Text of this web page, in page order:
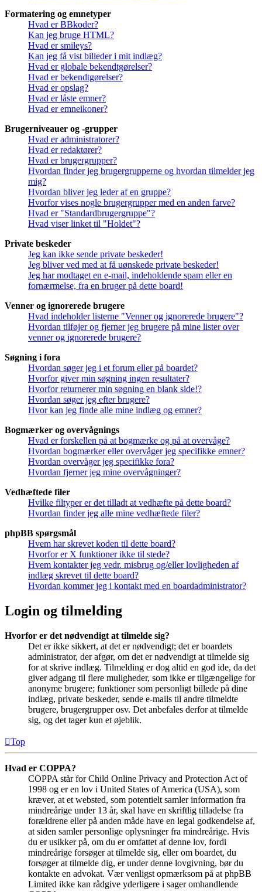
Formatering og emnetyper
Hvad er BBkoder?
Kan jeg bruge HTML?
Hvad er smileys?
Kan jeg få vist billeder i mit indlæg?
Hvad er globale bekendtgørelser?
Hvad er bekendtgørelser?
Hvad er opslag?
Hvad er låste emner?
Hvad er emneikoner?
Brugerniveauer og -grupper
Hvad er administratorer?
Hvad er redaktører?
Hvad er brugergrupper?
Hvordan finder jeg brugergrupperne og hvordan tilmelder jeg
mig?
Hvordan bliver jeg leder af en gruppe?
Hvorfor vises nogle brugergrupper med en anden farve?
Hvad er "Standardbrugergruppe"?
Hvad viser linket til "Holdet"?
Private beskeder
Jeg kan ikke sende private beskeder!
Jeg bliver ved med at få uønskede private beskeder!
Jeg har modtaget en e-mail, indeholdende spam eller en
fornærmelse, fra en bruger på dette board!
Venner og ignorerede brugere
Hvad indeholder listerne "Venner og ignorerede brugere"?
Hvordan tilføjer og fjerner jeg brugere på mine lister over
venner og ignorerede brugere?
Søgning i fora
Hvordan søger jeg i et forum eller på boardet?
Hvorfor giver min søgning ingen resultater?
Hvorfor returnerer min søgning en blank side!?
Hvordan søger jeg efter brugere?
Hvor kan jeg finde alle mine indlæg og emner?
Bogmærker og overvågnings
Hvad er forskellen på at bogmærke og på at overvåge?
Hvordan bogmærker eller overvåger jeg specifikke emner?
Hvordan overvåger jeg specifikke fora?
Hvordan fjerner jeg mine overvågninger?
Vedhæftede filer
Hvilke filtyper er det tilladt at vedhæfte på dette board?
Hvordan finder jeg alle mine vedhæftede filer?
phpBB spørgsmål
Hvem har skrevet koden til dette board?
Hvorfor er X funktioner ikke til stede?
Hvem kontakter jeg vedr. misbrug og/eller lovligheden af
indlæg skrevet til dette board?
Hvordan kommer jeg i kontakt med en boardadministrator?
Login og tilmelding
Hvorfor er det nødvendigt at tilmelde sig?
Det er ikke sikkert, at det er nødvendigt; det er boardets
administrator, der afgør, om det er nødvendigt at tilmelde sig
for at skrive indlæg. Tilmelding er dog altid en god ide, da det
giver adgang til flere muligheder, som ikke er tilgængelige for
anonyme brugere; funktioner som personligt billede på dine
indlæg, private beskeder, sende e-mails til andre tilmeldte
brugere, brugergrupper osv. Det anbefales derfor at tilmelde
sig, og det tager kun et øjeblik.
Top
Hvad er COPPA?
COPPA står for Child Online Privacy and Protection Act of
1998 og er en lov i United States of America (USA), som
kræver, at et websted, som potentielt samler information fra
mindreårige under 13 år, skal have en skriftlig tilladelse fra
forældrene eller på anden måde have en legal godkendelse af,
at siden samler personlige oplysninger fra mindreårige. Hvis
du er usikker på, om du er omfattet af denne lov, fordi
mindreårige forsøger at tilmelde sig, eller om boardet, du
forsøger at tilmelde dig, er under denne lovgivning, bør du
kontakte en advokat. Vær venligst opmærksom på at phpBB
Limited ikke kan rådgive yderligere i sager omhandlende